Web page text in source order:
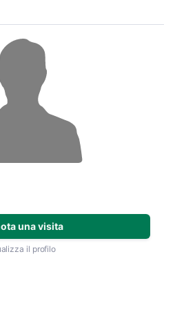
una visita
il profilo